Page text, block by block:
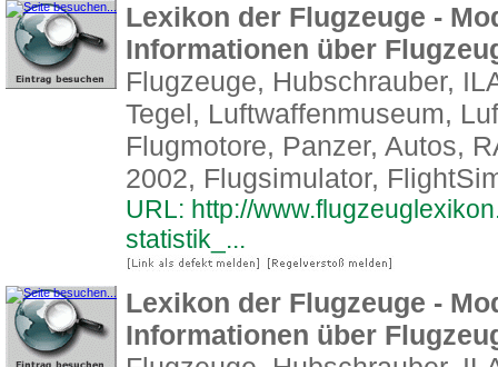
Lexikon der Flugzeuge -
Informationen über
Flugzeuge, Hubschrauber,
Tegel, Luftwaffenmuseum,
Flugmotore, Panzer, Autos,
2002, Flugsimulator,
URL: http://
statistik_...
Lexikon der Flugzeuge -
Informationen über